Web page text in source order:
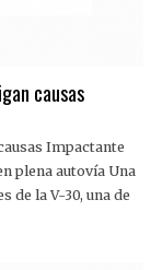
causas
Impactante
plena autovía Una
de la V-30, una de